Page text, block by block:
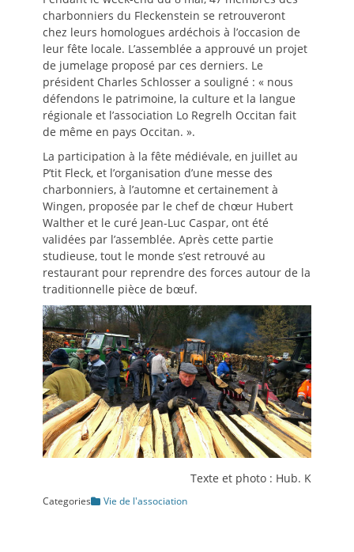
charbonniers du Fleckenstein se retrouveront
chez leurs homologues ardéchois à l’occasion de
leur fête locale. L’assemblée a approuvé un projet
de jumelage proposé par ces derniers. Le
président Charles Schlosser a souligné : « nous
défendons le patrimoine, la culture et la langue
régionale et l’association Lo Regrelh Occitan fait
de même en pays Occitan. ».
La participation à la fête médiévale, en juillet au
P’tit Fleck, et l’organisation d’une messe des
charbonniers, à l’automne et certainement à
Wingen, proposée par le chef de chœur Hubert
Walther et le curé Jean-Luc Caspar, ont été
validées par l’assemblée. Après cette partie
studieuse, tout le monde s’est retrouvé au
restaurant pour reprendre des forces autour de la
traditionnelle pièce de bœuf.
Texte et photo : Hub. K
Categories Vie de l'association